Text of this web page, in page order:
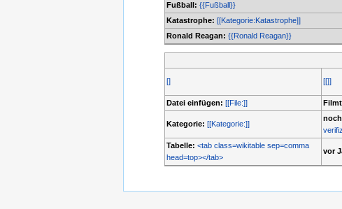
Fußball: {{Fußball}}
Katastrophe: [[Kategorie:Katastrophe]]
Ronald Reagan: {{Ronald Reagan}}
[] [[]]
Datei einfügen: [[File:]]
Kategorie: [[Kategorie:]]
Tabelle: <tab class=wikitable sep=comma
head=top></tab>
vor